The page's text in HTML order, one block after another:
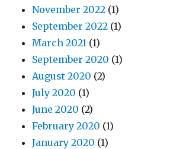
November 2022 (1)
September 2022 (1)
March 2021 (1)
September 2020 (1)
August 2020 (2)
July 2020 (1)
June 2020 (2)
February 2020 (1)
January 2020 (1)